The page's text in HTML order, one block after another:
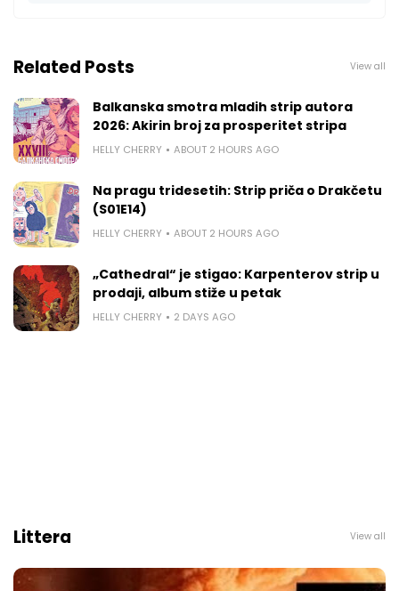
Related Posts View all
Balkanska smotra mladih strip autora
2026: Akirin broj za prosperitet stripa
HELLY CHERRY ABOUT 2 HOURS AGO
Na pragu tridesetih: Strip priča o Drakčetu
(S01E14)
HELLY CHERRY ABOUT 2 HOURS AGO
„Cathedral“ je stigao: Karpenterov strip u
prodaji, album stiže u petak
HELLY CHERRY 2 DAYS AGO
Littera View all